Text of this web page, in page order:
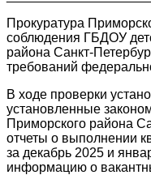
Прокуратура
соблюдения ГБДОУ
района Санкт-
требований
В ходе проверки
установленные
Приморского района
отчеты о выполнении
за декабрь 2025 и
информацию о